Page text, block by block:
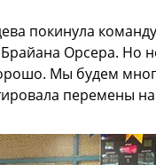
покинула
Орсера. Но
Мы будем
перемены